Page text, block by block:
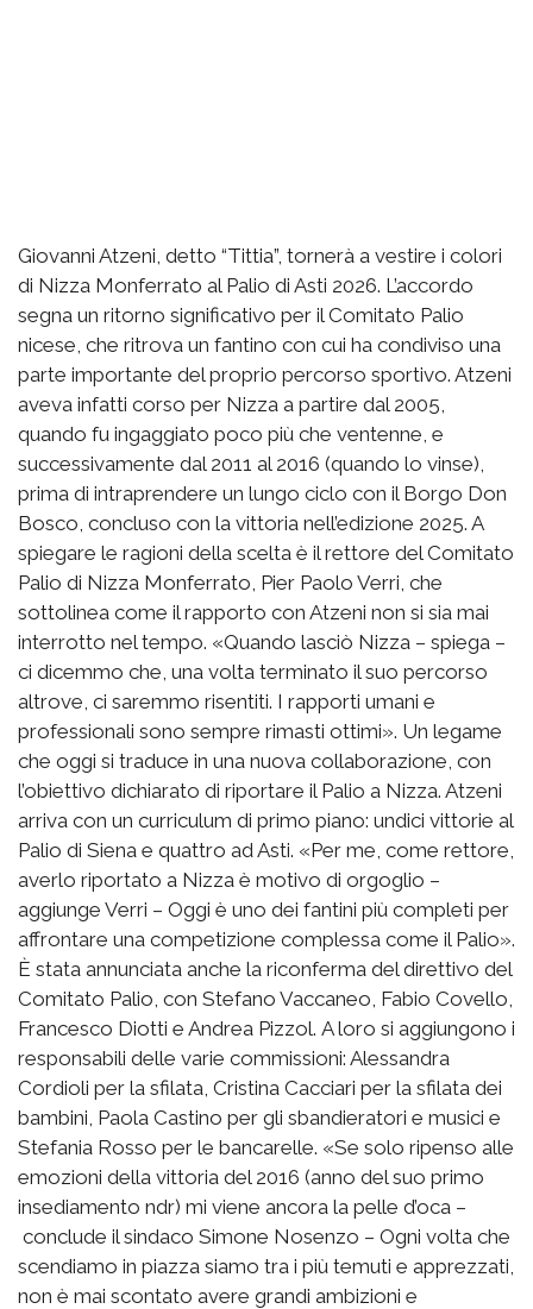
Giovanni Atzeni, detto “Tittia”, tornerà a vestire i colori
di Nizza Monferrato al Palio di Asti 2026. L’accordo
segna un ritorno significativo per il Comitato Palio
nicese, che ritrova un fantino con cui ha condiviso una
parte importante del proprio percorso sportivo. Atzeni
aveva infatti corso per Nizza a partire dal 2005,
quando fu ingaggiato poco più che ventenne, e
successivamente dal 2011 al 2016 (quando lo vinse),
prima di intraprendere un lungo ciclo con il Borgo Don
Bosco, concluso con la vittoria nell’edizione 2025. A
spiegare le ragioni della scelta è il rettore del Comitato
Palio di Nizza Monferrato, Pier Paolo Verri, che
sottolinea come il rapporto con Atzeni non si sia mai
interrotto nel tempo. «Quando lasciò Nizza – spiega –
ci dicemmo che, una volta terminato il suo percorso
altrove, ci saremmo risentiti. I rapporti umani e
professionali sono sempre rimasti ottimi». Un legame
che oggi si traduce in una nuova collaborazione, con
l’obiettivo dichiarato di riportare il Palio a Nizza. Atzeni
arriva con un curriculum di primo piano: undici vittorie al
Palio di Siena e quattro ad Asti. «Per me, come rettore,
averlo riportato a Nizza è motivo di orgoglio –
aggiunge Verri – Oggi è uno dei fantini più completi per
affrontare una competizione complessa come il Palio».
È stata annunciata anche la riconferma del direttivo del
Comitato Palio, con Stefano Vaccaneo, Fabio Covello,
Francesco Diotti e Andrea Pizzol. A loro si aggiungono i
responsabili delle varie commissioni: Alessandra
Cordioli per la sfilata, Cristina Cacciari per la sfilata dei
bambini, Paola Castino per gli sbandieratori e musici e
Stefania Rosso per le bancarelle. «Se solo ripenso alle
emozioni della vittoria del 2016 (anno del suo primo
insediamento ndr) mi viene ancora la pelle d’oca –
conclude il sindaco Simone Nosenzo – Ogni volta che
scendiamo in piazza siamo tra i più temuti e apprezzati,
non è mai scontato avere grandi ambizioni e